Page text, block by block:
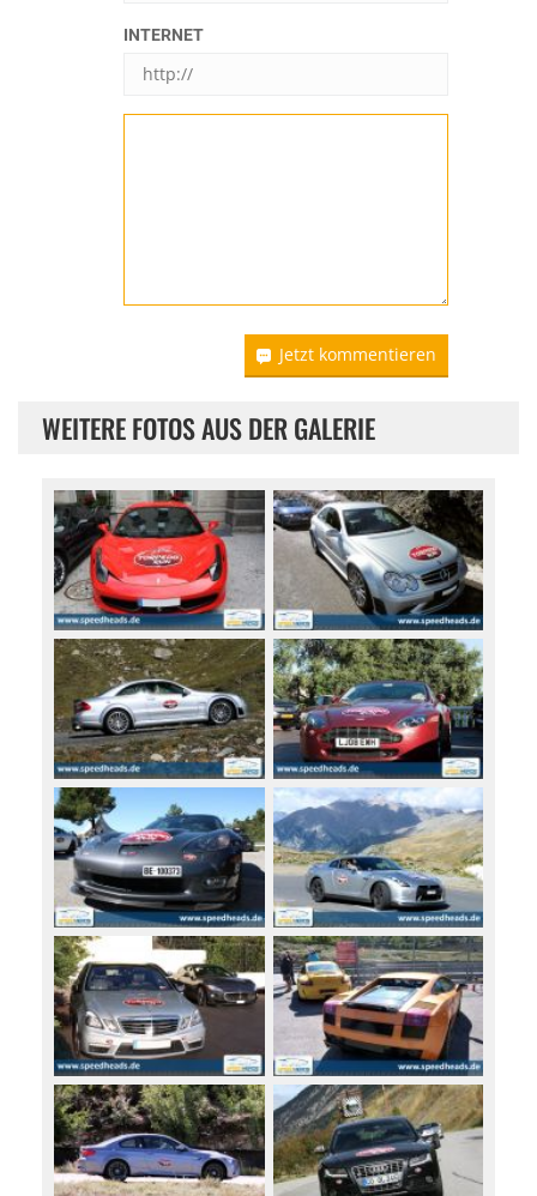
INTERNET
Jetzt kommentieren
WEITERE FOTOS AUS DER GALERIE